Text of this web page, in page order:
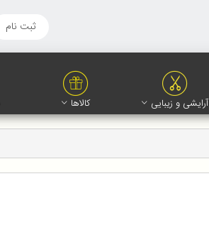
ثبت نام
آرایشی و زیبایی کالاها